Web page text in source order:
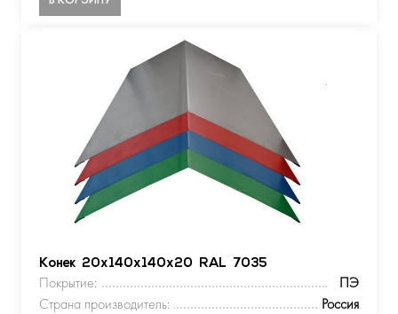
Конек 20х140х140х20 RAL 7035
Покрытие:
ПЭ
Страна производитель:
Россия